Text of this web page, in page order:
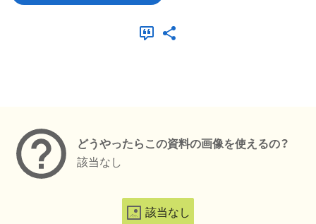
どうやったらこの資料の画像を使えるの？
該当なし
該当なし